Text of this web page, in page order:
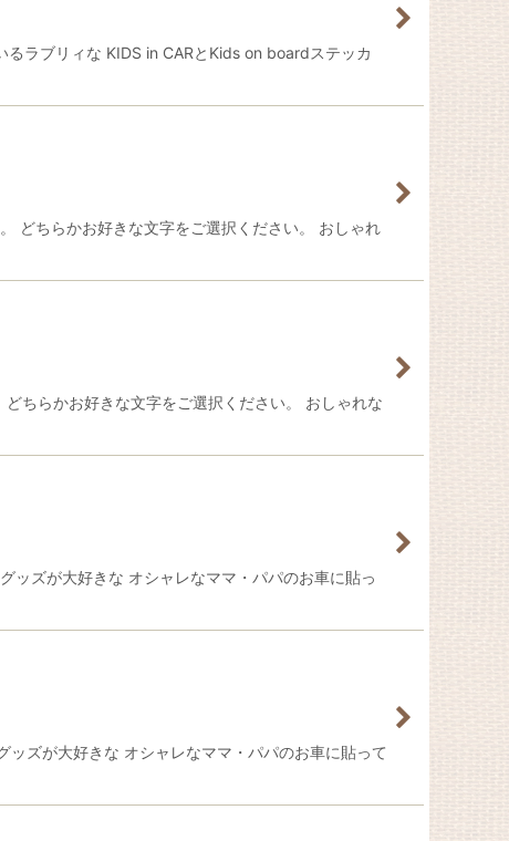
ラブリィな KIDS in CARとKids on boardステッカ
どちらかお好きな文字をご選択ください。 おしゃれ
ちらかお好きな文字をご選択ください。 おしゃれな
ッズが大好きな オシャレなママ・パパのお車に貼っ
ズが大好きな オシャレなママ・パパのお車に貼って